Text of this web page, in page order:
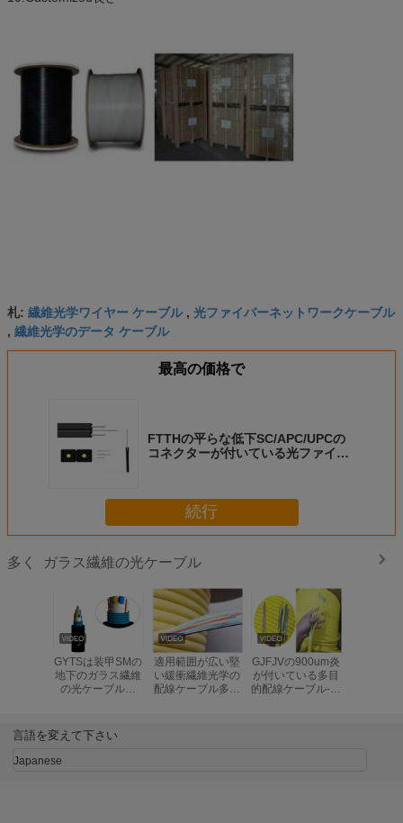
札: 繊維光学ワイヤー ケーブル, 光ファイバーネットワークケーブル
, 繊維光学のデータ ケーブル
最高の価格で
FTTHの平らな低下SC/APC/UPCの
コネクターが付いている光ファイバ
続行
多く ガラス繊維の光ケーブル
GYTSは装甲SMの
地下のガラス繊維
の光ケーブルの
適用範囲が広い堅
い緩衝繊維光学の
配線ケーブル多重
GJFJVの900um炎
が付いている多目
的配線ケーブル-抑
言語を変えて下さい
Japanese